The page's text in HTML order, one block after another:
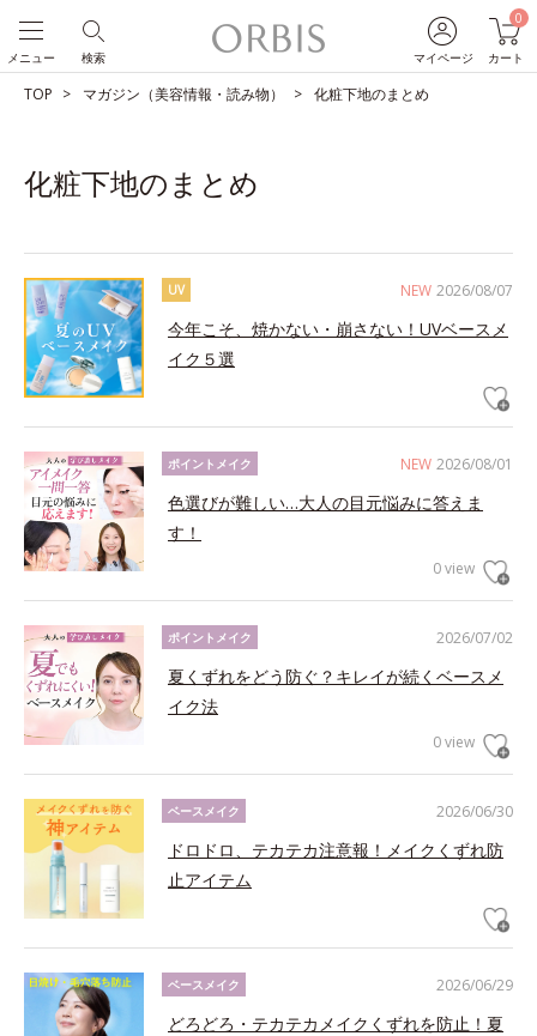
マイページ
0
カート
検索
メニュー
TOP マガジン（美容情報・読み物） 化粧下地のまとめ
化粧下地のまとめ
NEW 2026/08/07
UV
今年こそ、焼かない・崩さない！UVベースメ
イク５選
NEW 2026/08/01
ポイントメイク
色選びが難しい…大人の目元悩みに答えま
す！
0 view
2026/07/02
ポイントメイク
夏くずれをどう防ぐ？キレイが続くベースメ
イク法
0 view
2026/06/30
ベースメイク
ドロドロ、テカテカ注意報！メイクくずれ防
止アイテム
2026/06/29
ベースメイク
どろどろ・テカテカメイクくずれを防止！夏